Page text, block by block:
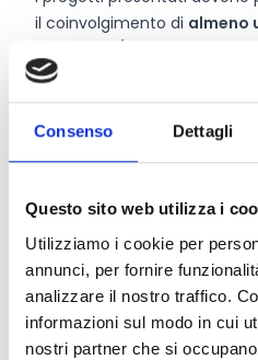
Consenso Dettagli
Questo sito web utilizza i
Utilizziamo i cookie per
annunci, per fornire
analizzare il nostro traffico.
informazioni sul modo in cui
nostri partner che si
il coinvolgimento di almeno
Entità del contributo
a400.000 Euro.
comunque essere
Link e Documenti